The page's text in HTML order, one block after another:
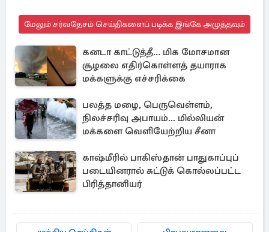
மேலும் சர்வதேசம் செய்திகளைப் படிக்க இங்கே அழுத்தவும்
கனடா காட்டுத்தீ... மிக மோசமான
சூழலை எதிர்கொள்ளத் தயாராக
மக்களுக்கு எச்சரிக்கை
பலத்த மழை, பெருவெள்ளம்,
நிலச்சரிவு அபாயம்... மில்லியன்
மக்களை வெளியேற்றிய சீனா
காஷ்மீரில் பாகிஸ்தான் பாதுகாப்புப்
படையினரால் சுட்டுக் கொல்லப்பட்ட
பிரித்தானியர்